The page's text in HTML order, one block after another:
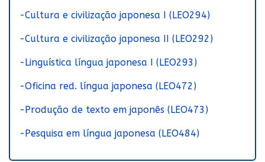
-Cultura e civilização japonesa I (LEO294)
-Cultura e civilização japonesa II (LEO292)
-Linguística língua japonesa I (LEO293)
-Oficina red. língua japonesa (LEO472)
-Produção de texto em japonês (LEO473)
-Pesquisa em língua japonesa (LEO484)